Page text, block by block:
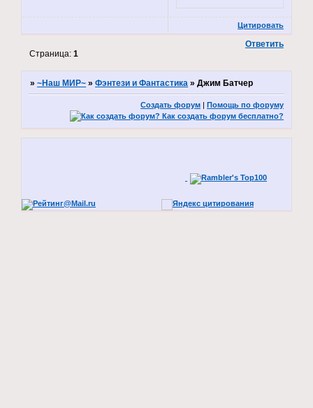
Цитировать
Ответить
Страница:1
»~Наш МИР~ »Фэнтези и Фантастика »Джим Батчер
Создать форум Помощь по форуму